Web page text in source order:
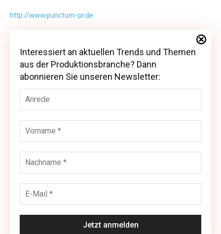
http://www.punctum-pr.de
Interessiert an aktuellen Trends und Themen
aus der Produktionsbranche? Dann abonnieren
Sie unseren Newsletter:
Interessiert an aktuellen Trends und Themen
aus der Produktionsbranche? Dann
abonnieren Sie unseren Newsletter: